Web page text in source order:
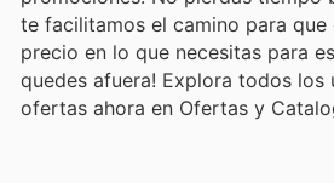
te facilitamos el camino para que
precio en lo que necesitas para
quedes afuera! Explora todos
ofertas ahora en Ofertas y